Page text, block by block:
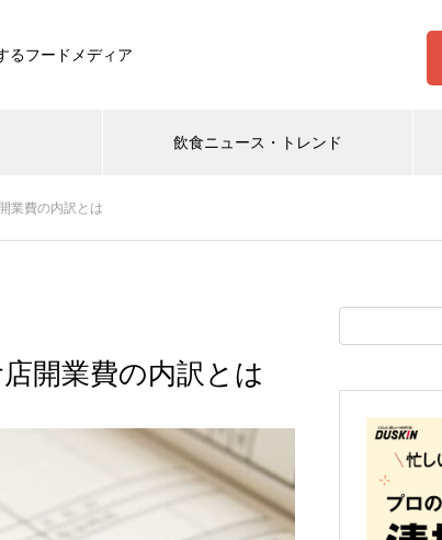
るフードメディア
飲食ニュース・トレンド
業費の内訳とは
開業費の内訳とは